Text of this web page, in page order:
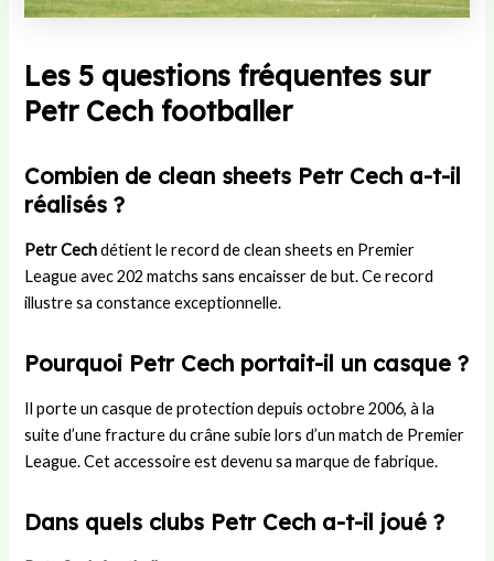
Les 5 questions fréquentes sur
Petr Cech footballer
Combien de clean sheets Petr Cech a-t-il
réalisés ?
Petr Cechdétient le record de clean sheets en Premier
League avec 202 matchs sans encaisser de but. Ce record
illustre sa constance exceptionnelle.
Pourquoi Petr Cech portait-il un casque ?
Il porte un casque de protection depuis octobre 2006, à la
suite d’une fracture du crâne subie lors d’un match de Premier
League. Cet accessoire est devenu sa marque de fabrique.
Dans quels clubs Petr Cech a-t-il joué ?